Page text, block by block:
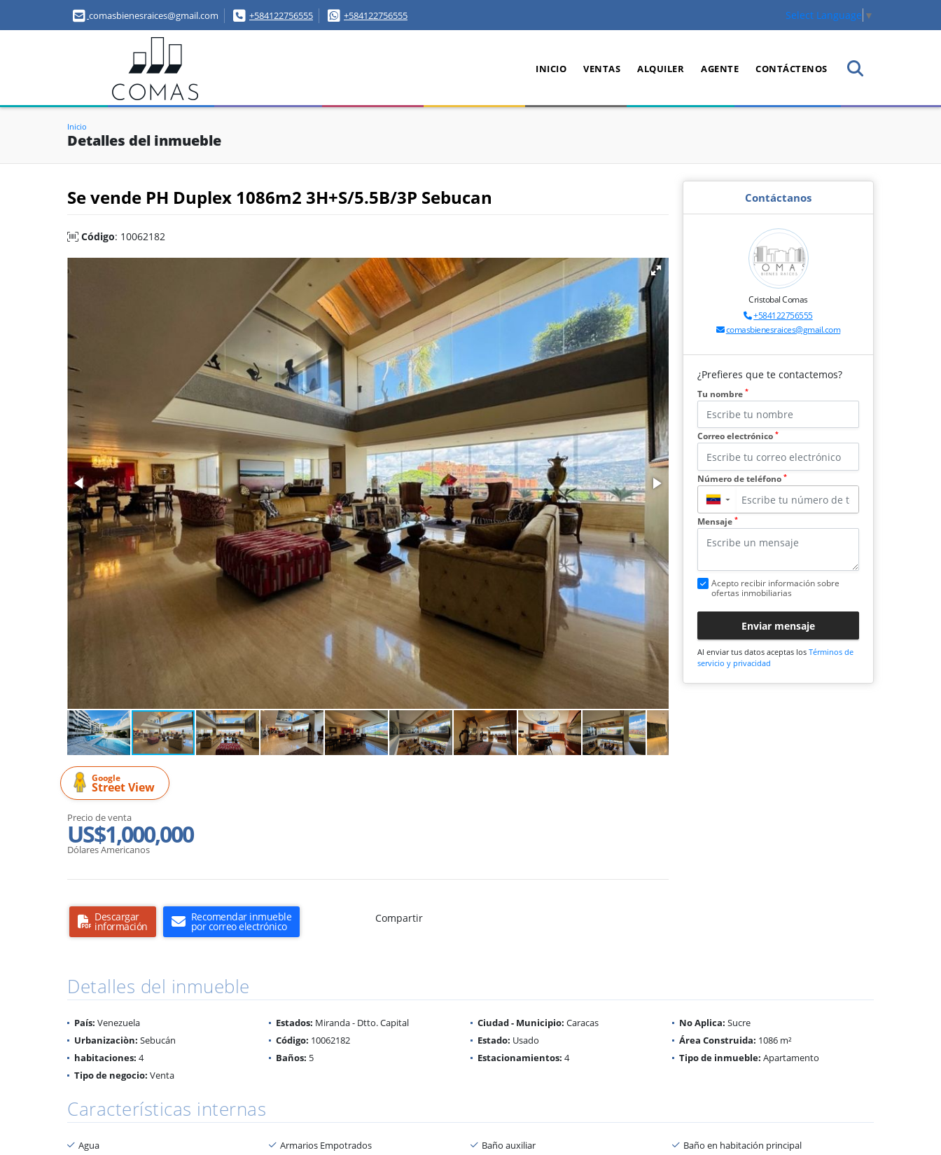
comasbienesraices@gmail.com +584122756555 +584122756555 Select Language ▼
INICIO VENTAS ALQUILER AGENTE CONTÁCTENOS
Inicio
Detalles del inmueble
Se vende PH Duplex 1086m2 3H+S/5.5B/3P Sebucan
Código: 10062182
Google
Street View
Precio de venta
US$1,000,000
Dólares Americanos
Descargar
información
Recomendar inmueble
por correo electrónico
Compartir
Contáctanos
Cristobal Comas
+584122756555
comasbienesraices@gmail.com
¿Prefieres que te contactemos?
Tu nombre *
Correo electrónico *
Número de teléfono *
▼
Mensaje *
Acepto recibir información sobre
ofertas inmobiliarias
Enviar mensaje
Al enviar tus datos aceptas los Términos de
servicio y privacidad
Detalles del inmueble
País: Venezuela Estados: Miranda - Dtto. Capital Ciudad - Municipio: Caracas No Aplica: Sucre
Urbanizaciòn: Sebucán Código: 10062182 Estado: Usado Área Construida: 1086 m²
habitaciones: 4 Baños: 5 Estacionamientos: 4 Tipo de inmueble: Apartamento
Tipo de negocio: Venta
Características internas
Agua Armarios Empotrados Baño auxiliar
Baño en habitación principal